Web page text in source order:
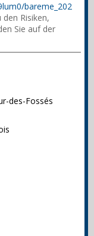
bareme_202
Risiken,
Sie auf der
des-Fossés